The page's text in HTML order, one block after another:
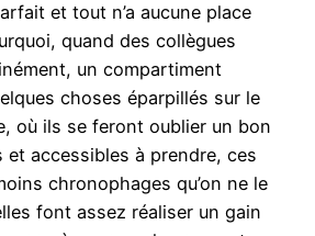
et tout n’a aucune place
quand des collègues
un compartiment
choses éparpillés sur le
où ils se feront oublier un bon
et accessibles à prendre, ces
chronophages qu’on ne le
font assez réaliser un gain